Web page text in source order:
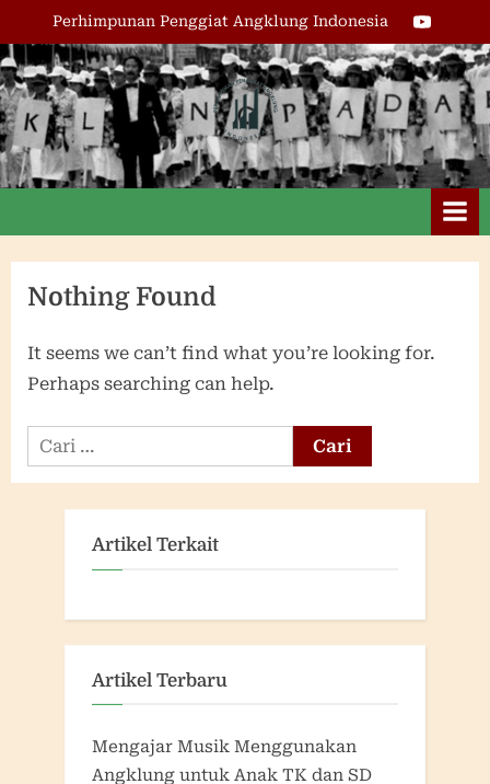
to
content
Perhimpunan Penggiat Angklung Indonesia Youtube
Perhimpunan
Penggiat
Indonesia
Nothing Found
It seems we can’t find what you’re looking for.
Perhaps searching can help.
Cari
untuk:
Artikel Terkait
Artikel Terbaru
Mengajar Musik Menggunakan
Angklung untuk Anak TK dan SD